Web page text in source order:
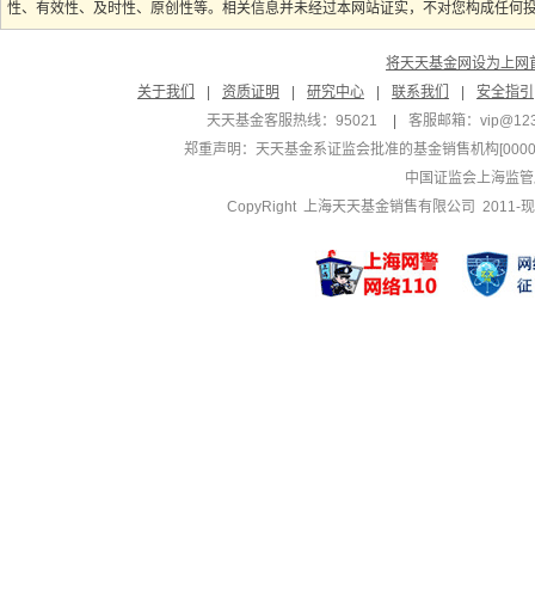
性、有效性、及时性、原创性等。相关信息并未经过本网站证实，不对您构成任
将天天基金网设为上网
关于我们
资质证明 研究中心 联系我们
安全指引
天天基金客服热线：95021
客服邮箱：
郑重声明： 天天基金系证监会批准的基金销售机构
中国证监会上海监
CopyRight 上海天天基金销售有限公司 2011-